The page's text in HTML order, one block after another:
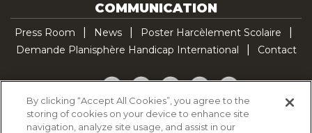
COMMUNICATION
Press Room News
Poster Harcèlement Scolaire
Demande Planisphère Handicap International
Contact
Facebook
TwitterYouTubePinterestTikTok
Cookie Policy
By clicking “Accept All Cookies”, you agree to the
storing of cookies on your device to enhance site
navigation, analyze site usage, and assist in our